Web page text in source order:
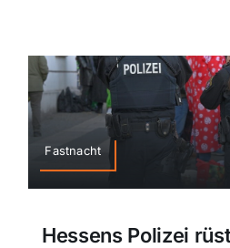
Fastnacht
Hessens Polizei